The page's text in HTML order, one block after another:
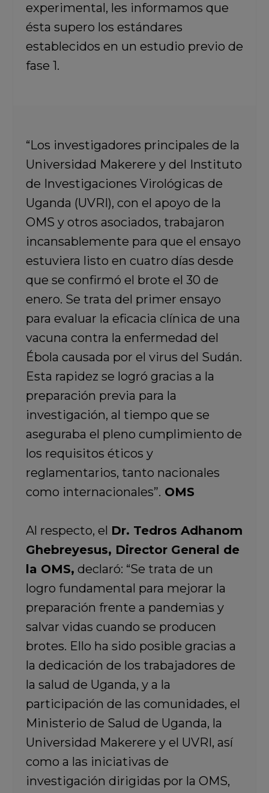
experimental, les informamos que
ésta supero los estándares
establecidos en un estudio previo de
fase 1.
“Los investigadores principales de la
Universidad Makerere y del Instituto
de Investigaciones Virológicas de
Uganda (UVRI), con el apoyo de la
OMS y otros asociados, trabajaron
incansablemente para que el ensayo
estuviera listo en cuatro días desde
que se confirmó el brote el 30 de
enero. Se trata del primer ensayo
para evaluar la eficacia clínica de una
vacuna contra la enfermedad del
Ébola causada por el virus del Sudán.
Esta rapidez se logró gracias a la
preparación previa para la
investigación, al tiempo que se
aseguraba el pleno cumplimiento de
los requisitos éticos y
reglamentarios, tanto nacionales
como internacionales”. OMS
Al respecto, el Dr. Tedros Adhanom
Ghebreyesus, Director General de
la OMS, declaró: “Se trata de un
logro fundamental para mejorar la
preparación frente a pandemias y
salvar vidas cuando se producen
brotes. Ello ha sido posible gracias a
la dedicación de los trabajadores de
la salud de Uganda, y a la
participación de las comunidades, el
Ministerio de Salud de Uganda, la
Universidad Makerere y el UVRI, así
como a las iniciativas de
investigación dirigidas por la OMS,